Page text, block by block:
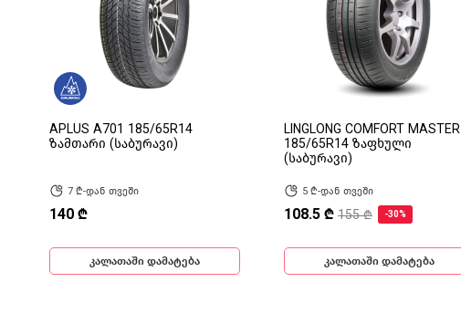
APLUS A701 185/65R14
ზამთარი (საბურავი)
7 ₾-დან თვეში
140 ₾
კალათაში დამატება
LINGLONG COMFORT MASTER
185/65R14 ზაფხული
(საბურავი)
5 ₾-დან თვეში
108.5 ₾ 155 ₾ -30%
კალათაში დამატება